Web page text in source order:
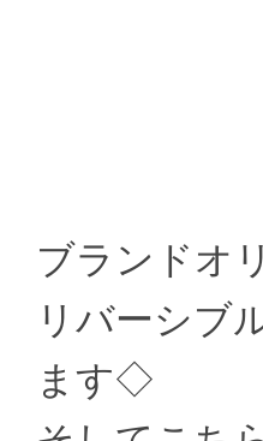
ブランドオ
リバーシブ
ます◇